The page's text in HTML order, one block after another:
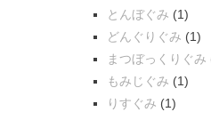
とんぼぐみ (1)
どんぐりぐみ (1)
まつぼっくりぐみ
もみじぐみ (1)
りすぐみ (1)